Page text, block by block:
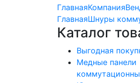
ГлавнаяКомпания
ГлавнаяШнуры
Каталог
Выгодная
Медные панели